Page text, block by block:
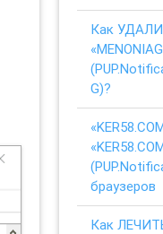
Как
G)?
браузеров
Как